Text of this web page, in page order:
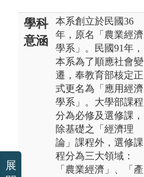
學科
意涵
本系創立於民國36
年，原名「農業經濟
學系」。民國91年，
本系為了順應社會變
遷，奉教育部核定正
式更名為「應用經濟
學系」。大學部課程
分為必修及選修課，
除基礎之「經濟理
論」課程外，選修課
程分為三大領域：
「農業經濟」、「產
展